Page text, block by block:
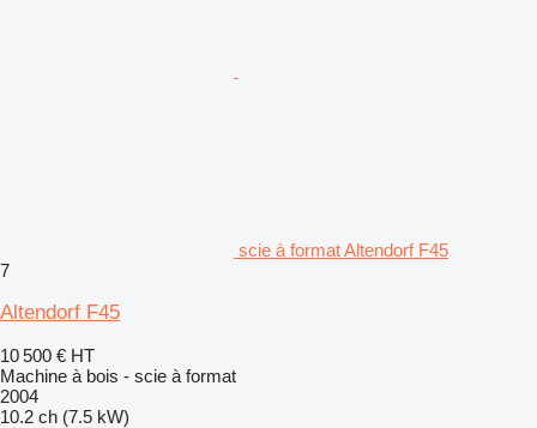
scie à format Altendorf F45
7
Altendorf F45
10 500 € HT
Machine à bois - scie à format
2004
10.2 ch (7.5 kW)